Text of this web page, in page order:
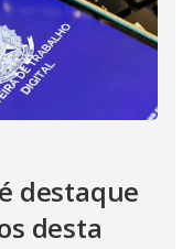
destaque
desta